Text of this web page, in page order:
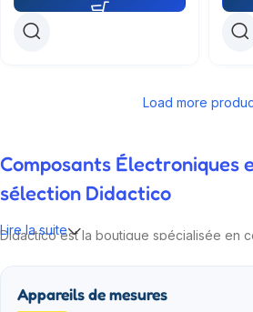
Load more
Composants Électroniques
sélection Didactico
Didactico est la boutique spécialisée en
testent chaque référence avant de la
Raspberry Pi, ESP32, capteurs, drivers,
Lire la suite
Appareils de mesures